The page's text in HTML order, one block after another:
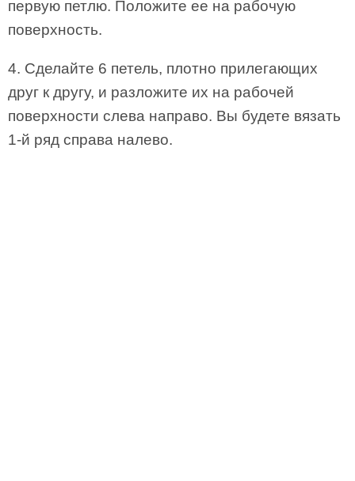
первую петлю. Положите ее на рабочую
поверхность.
4. Сделайте 6 петель, плотно прилегающих
друг к другу, и разложите их на рабочей
поверхности слева направо. Вы будете вязать
1-й ряд справа налево.